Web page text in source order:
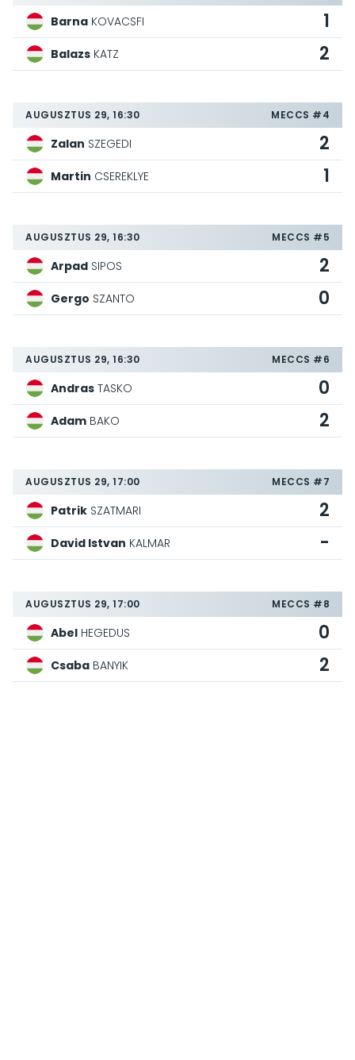
Barna KOVACSFI 1
Balazs KATZ 2
AUGUSZTUS 29, 16:30 MECCS #4
Zalan SZEGEDI 2
Martin CSEREKLYE 1
AUGUSZTUS 29, 16:30 MECCS #5
Arpad SIPOS 2
Gergo SZANTO 0
AUGUSZTUS 29, 16:30 MECCS #6
Andras TASKO 0
Adam BAKO 2
AUGUSZTUS 29, 17:00 MECCS #7
Patrik SZATMARI 2
David Istvan KALMAR -
AUGUSZTUS 29, 17:00 MECCS #8
Abel HEGEDUS 0
Csaba BANYIK 2